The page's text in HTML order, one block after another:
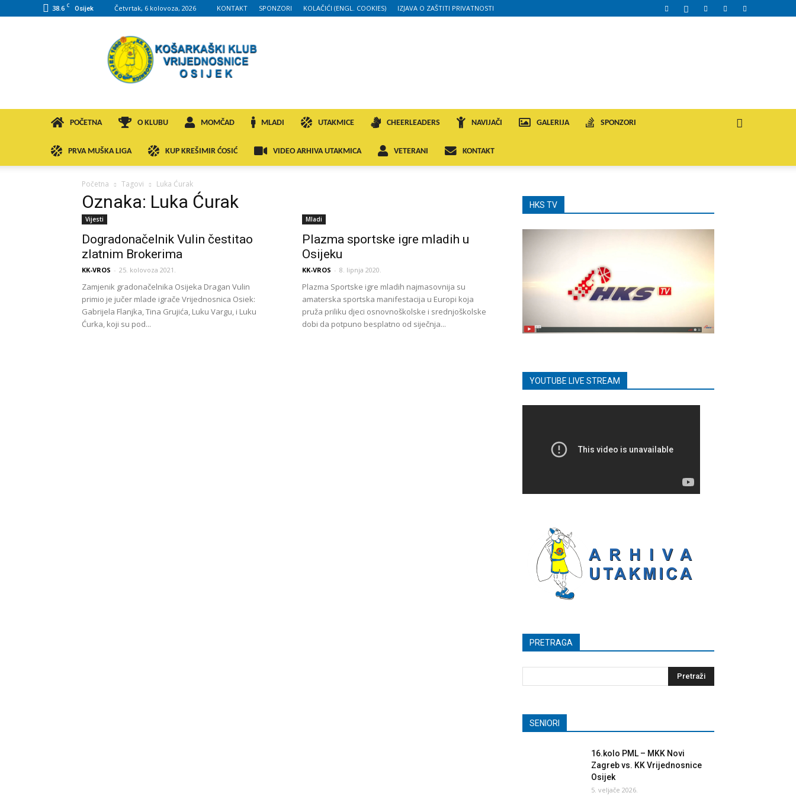
38.6 C Osijek Četvrtak, 6 kolovoza, 2026 KONTAKT SPONZORI KOLAČIĆI (ENGL. COOKIES) IZJAVA O ZAŠTITI PRIVATNOSTI
KK
VROS
POČETNA O KLUBU MOMČAD MLADI UTAKMICE CHEERLEADERS NAVIJAČI GALERIJA SPONZORI
PRVA MUŠKA LIGA KUP KREŠIMIR ĆOSIĆ VIDEO ARHIVA UTAKMICA VETERANI KONTAKT
Početna Tagovi Luka Ćurak
Oznaka: Luka Ćurak
Vijesti
Dogradonačelnik Vulin čestitao
zlatnim Brokerima
KK-VROS - 25. kolovoza 2021.
Zamjenik gradonačelnika Osijeka Dragan Vulin
primio je jučer mlade igrače Vrijednosnica Osiek:
Gabrijela Flanjka, Tina Grujića, Luku Vargu, i Luku
Ćurka, koji su pod...
Mladi
Plazma sportske igre mladih u
Osijeku
KK-VROS - 8. lipnja 2020.
Plazma Sportske igre mladih najmasovnija su
amaterska sportska manifestacija u Europi koja
pruža priliku djeci osnovnoškolske i srednjoškolske
dobi da potpuno besplatno od siječnja...
HKS TV
YOUTUBE LIVE STREAM
PRETRAGA
SENIORI
16.kolo PML – MKK Novi
Zagreb vs. KK Vrijednosnice
Osijek
5. veljače 2026.